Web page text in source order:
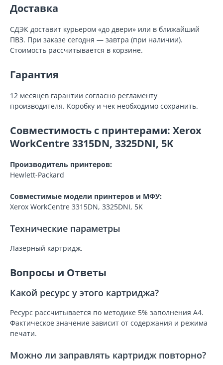
Доставка
СДЭК доставит курьером «до двери» или в ближайший
ПВЗ. При заказе сегодня — завтра (при наличии).
Стоимость рассчитывается в корзине.
Гарантия
12 месяцев гарантии согласно регламенту
производителя. Коробку и чек необходимо сохранить.
Совместимость с принтерами: Xerox
WorkCentre 3315DN, 3325DNI, 5K
Производитель принтеров:
Hewlett-Packard
Совместимые модели принтеров и МФУ:
Xerox WorkCentre 3315DN, 3325DNI, 5K
Технические параметры
Лазерный картридж.
Вопросы и Ответы
Какой ресурс у этого картриджа?
Ресурс рассчитывается по методике 5% заполнения A4.
Фактическое значение зависит от содержания и режима
печати.
Можно ли заправлять картридж повторно?